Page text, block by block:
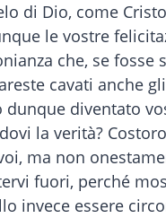
di Dio, come
le vostre
che, se fosse
cavati anche
dunque diventato
la verità?
ma non
fuori, perché
invece essere